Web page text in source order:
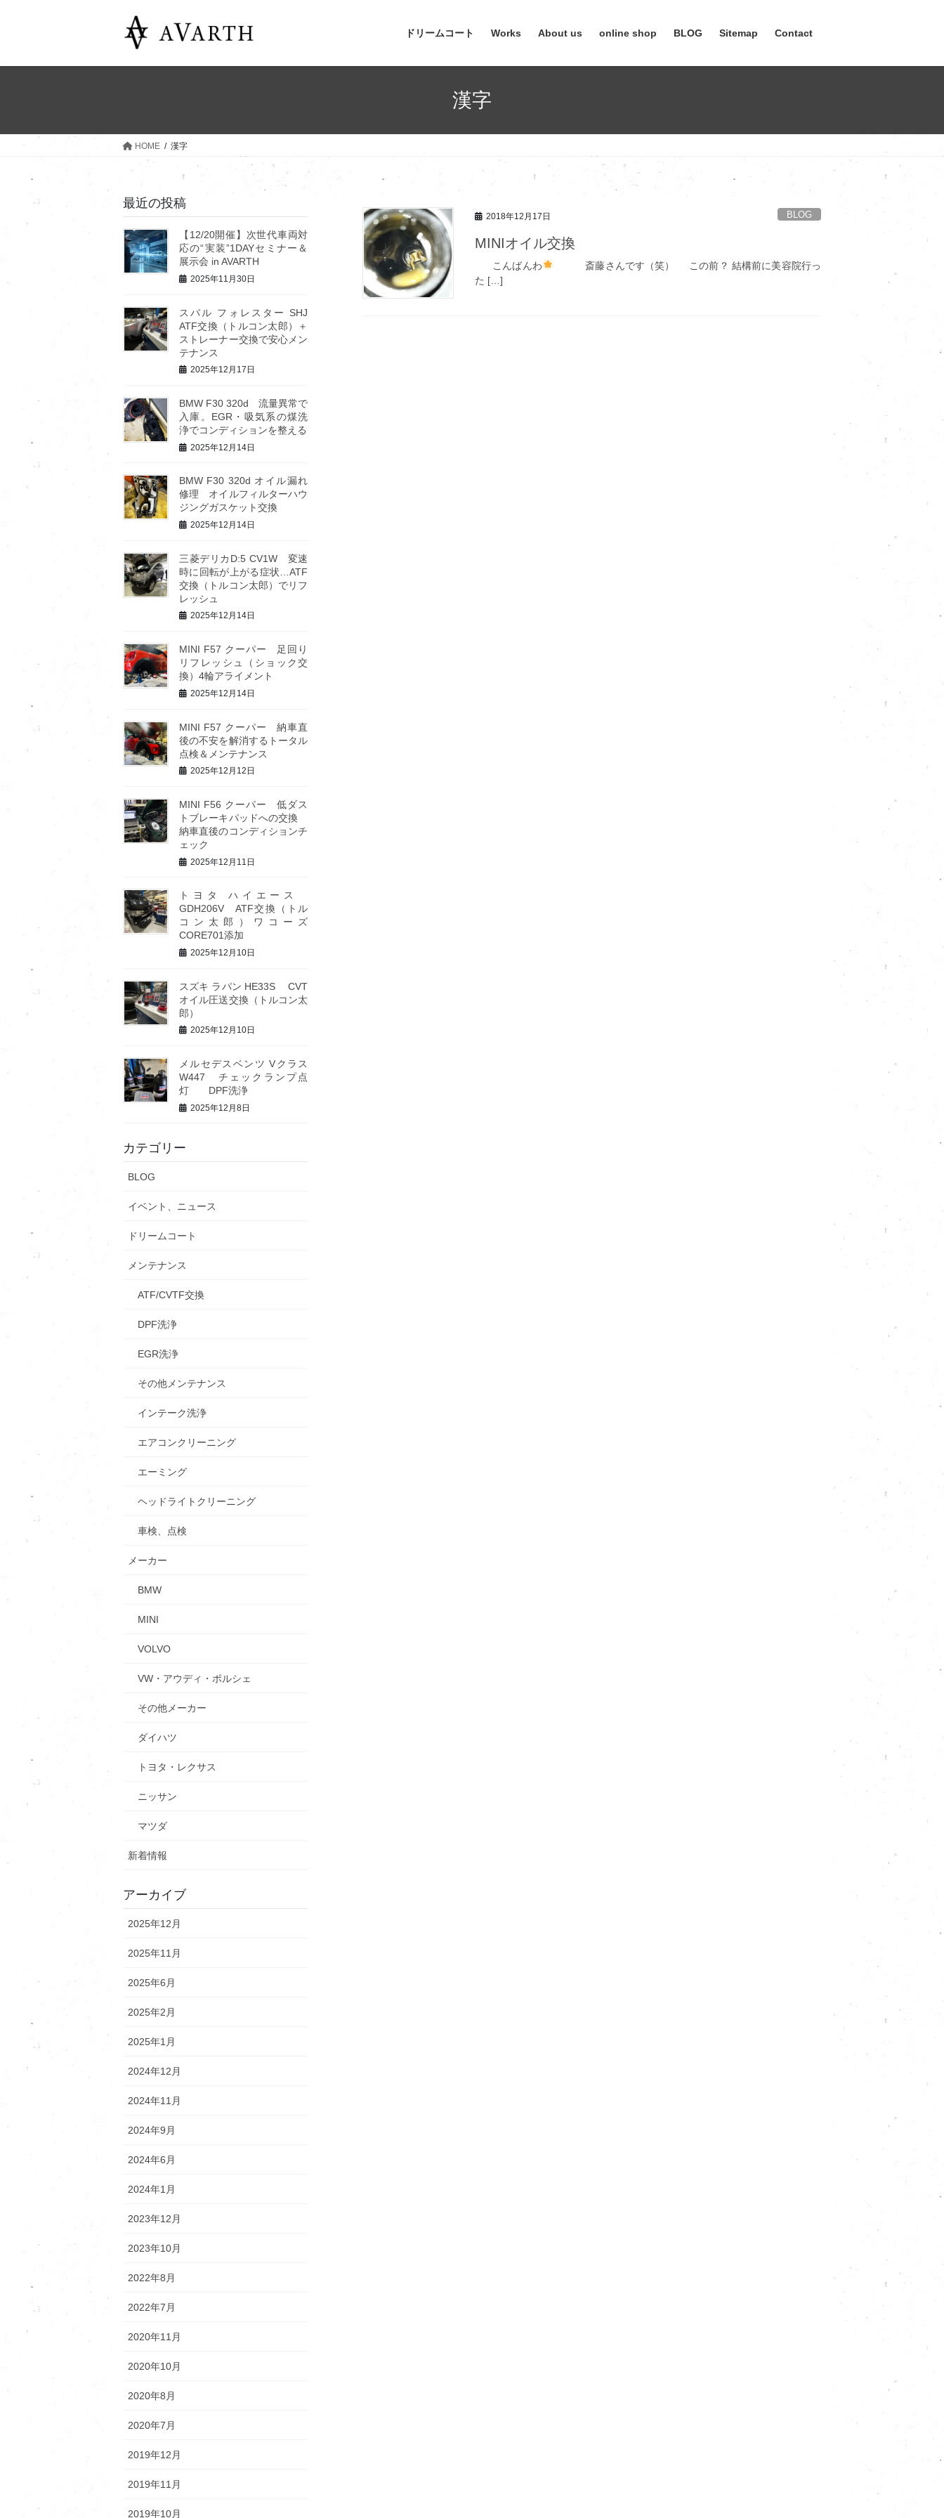
ドリームコート Works About us online shop BLOG Sitemap Contact
漢字
HOME 漢字
2018年12月17日 BLOG
MINIオイル交換
こんばんわ
斎藤さんです（笑） この前？ 結構前に美容院行っ
た […]
最近の投稿
【12/20開催】次世代車両対
応の“実装”1DAYセミナー＆
展示会 in AVARTH
2025年11月30日
スバル フォレスター SHJ
ATF交換（トルコン太郎）＋
ストレーナー交換で安心メン
テナンス
2025年12月17日
BMW F30 320d 流量異常で
入庫。EGR・吸気系の煤洗
浄でコンディションを整える
2025年12月14日
BMW F30 320d オイル漏れ
修理 オイルフィルターハウ
ジングガスケット交換
2025年12月14日
三菱デリカD:5 CV1W 変速
時に回転が上がる症状…ATF
交換（トルコン太郎）でリフ
レッシュ
2025年12月14日
MINI F57 クーパー 足回り
リフレッシュ（ショック交
換）4輪アライメント
2025年12月14日
MINI F57 クーパー 納車直
後の不安を解消するトータル
点検＆メンテナンス
2025年12月12日
MINI F56 クーパー 低ダス
トブレーキパッドへの交換
納車直後のコンディションチ
ェック
2025年12月11日
トヨタ ハイエース
GDH206V ATF交換（トル
コン太郎）ワコーズ
CORE701添加
2025年12月10日
スズキ ラパン HE33S CVT
オイル圧送交換（トルコン太
郎）
2025年12月10日
メルセデスベンツ Vクラス
W447 チェックランプ点
灯 DPF洗浄
2025年12月8日
カテゴリー
BLOG
イベント、ニュース
ドリームコート
メンテナンス
ATF/CVTF交換
DPF洗浄
EGR洗浄
その他メンテナンス
インテーク洗浄
エアコンクリーニング
エーミング
ヘッドライトクリーニング
車検、点検
メーカー
BMW
MINI
VOLVO
VW・アウディ・ポルシェ
その他メーカー
ダイハツ
トヨタ・レクサス
ニッサン
マツダ
新着情報
アーカイブ
2025年12月
2025年11月
2025年6月
2025年2月
2025年1月
2024年12月
2024年11月
2024年9月
2024年6月
2024年1月
2023年12月
2023年10月
2022年8月
2022年7月
2020年11月
2020年10月
2020年8月
2020年7月
2019年12月
2019年11月
2019年10月